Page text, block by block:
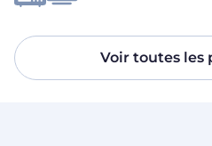
Voir toutes les